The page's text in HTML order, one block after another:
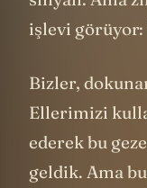
işlevi görüyor:
Bizler,
Ellerimizi
ederek bu
geldik. Ama